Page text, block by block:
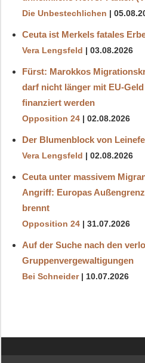
Die Unbestechlichen
Ceuta ist Merkels fatales
Vera Lengsfeld 03.08.2026
Fürst: Marokkos
darf nicht länger mit EU-Geld
finanziert werden
Opposition 24 02.08.2026
Der Blumenblock von
Vera Lengsfeld 02.08.2026
Ceuta unter massivem
Angriff: Europas
brennt
Opposition 24 31.07.2026
Auf der Suche nach den
Gruppenvergewaltigungen
Bei Schneider 10.07.2026